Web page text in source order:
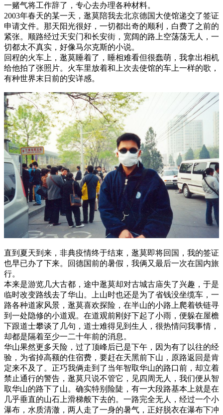
一赌气将工作辞了，专心去办理各种材料。
2003年春天的某一天，逖莫陪我去北京德国大使馆递交了签证
申请文件。那天阳光很好，一切都出奇的顺利，白费了之前的
紧张。顺路经过天安门和长安街，宽阔的路上空荡荡无人，一
切都太不真实，好像马尔克斯的小说。
回程的火车上，逖莫睡着了，睡相难看但很蠢萌，我拿出相机
给他拍了张照片。火车里放着和上次去使馆的车上一样的歌，
有种世界末日前的安详感。
直到夏天到来，非典疫情终于结束，逖莫即将回国，我的签证
也早已办了下来。回德国前的暑假，我俩又最后一次在国内旅
行。
本来是游览几大古都，途中逖莫却对古城古庙失了兴趣，于是
临时改变路线去了华山。上山时也还是为了省钱没坐缆车，一
路各种道家风景，逖莫喜欢探险，在半山的小路上爬着铁链寻
到一处隐修的小道观。在道观前刚好下起了小雨，便躲在屋檐
下跟道士攀谈了几句，道士难得见到生人，很热情问我事情，
却都是隔着至少一二十年前的消息。
华山果然更多天险，过了顶峰后已是下午，因为有了以往的经
验，为省掉高额的住宿费，要赶在天黑前下山，原路返回是肯
定来不及了。正巧我俩走到了当年智取华山的路口前，却立着
禁止通行的警告，逖莫只说不管它，见四周无人，我们便从智
取华山的路下了山。确实特别险陡，有一大段路基本上就是在
几乎垂直的山石上滑梯般下去的。一路完全无人，经过一个小
瀑布，水质清澈，两人走了一身的暑气，正好脱衣在瀑布下冲